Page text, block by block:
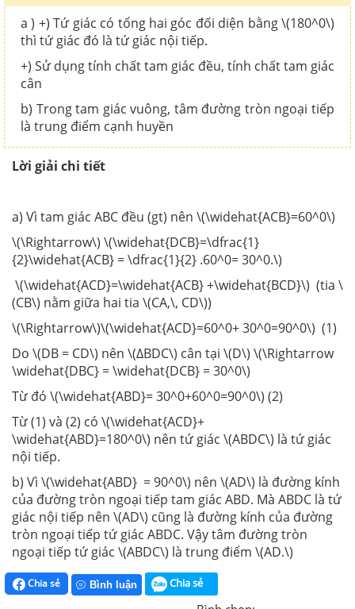
a ) +) Tứ giác có tổng hai góc đối diện bằng \(180^0\)
thì tứ giác đó là tứ giác nội tiếp.
+) Sử dụng tính chất tam giác đều, tính chất tam giác
cân
b) Trong tam giác vuông, tâm đường tròn ngoại tiếp
là trung điểm cạnh huyền
Lời giải chi tiết
a) Vì tam giác ABC đều (gt) nên \(\widehat{ACB}=60^0\)
\(\Rightarrow\) \(\widehat{DCB}=\dfrac{1}
{2}\widehat{ACB} = \dfrac{1}{2} .60^0= 30^0.\)
\(\widehat{ACD}=\widehat{ACB} +\widehat{BCD}\) (tia \
(CB\) nằm giữa hai tia \(CA,\, CD\))
\(\Rightarrow\)\(\widehat{ACD}=60^0+ 30^0=90^0\) (1)
Do \(DB = CD\) nên \(∆BDC\) cân tại \(D\) \(\Rightarrow
\widehat{DBC} = \widehat{DCB} = 30^0\)
Từ đó \(\widehat{ABD}= 30^0+60^0=90^0\) (2)
Từ (1) và (2) có \(\widehat{ACD}+
\widehat{ABD}=180^0\) nên tứ giác \(ABDC\) là tứ giác
nội tiếp.
b) Vì \(\widehat{ABD} = 90^0\) nên \(AD\) là đường kính
của đường tròn ngoại tiếp tam giác ABD. Mà ABDC là tứ
giác nội tiếp nên \(AD\) cũng là đường kính của đường
tròn ngoại tiếp tứ giác ABDC. Vậy tâm đường tròn
ngoại tiếp tứ giác \(ABDC\) là trung điểm \(AD.\)
Chia sẻ Bình luận Chia sẻ